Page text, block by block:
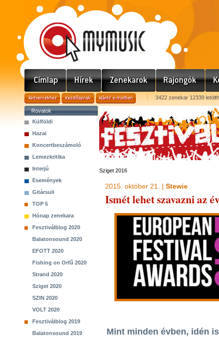
3422 zenekar 12339
Rovatok
Külföldi
Hazai
Koncertbeszámoló
Lemezkritika
Interjú
Események
Gitársuli
TOP 5
Hónap zenekara
Fesztiválblog 2020
Balatonsound 2020
EFOTT 2020
Fishing on Orfű 2020
Strand 2020
Sziget 2020
SZIN 2020
VOLT 2020
Fesztiválblog 2019
Balatonsound 2019
Sziget 2016
2015. október 21. | Stewie
Ismét lehet szavazni az
Mint minden évben, idén